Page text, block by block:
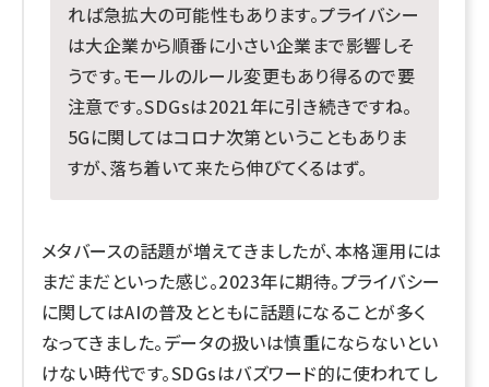
れば急拡大の可能性もあります。プライバシー
は大企業から順番に小さい企業まで影響しそ
うです。モールのルール変更もあり得るので要
注意です。SDGsは2021年に引き続きですね。
5Gに関してはコロナ次第ということもありま
すが、落ち着いて来たら伸びてくるはず。
メタバースの話題が増えてきましたが、本格運用には
まだまだといった感じ。2023年に期待。プライバシー
に関してはAIの普及とともに話題になることが多く
なってきました。データの扱いは慎重にならないとい
けない時代です。SDGsはバズワード的に使われてし